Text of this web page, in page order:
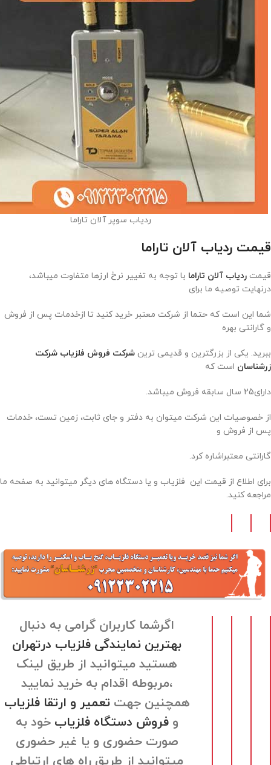
ردیاب سوپر آلان تاراما
قیمت ردیاب آلان تاراما
قیمت ردیاب آلان تاراما با توجه به تغییر نرخ ارزها متفاوت میباشد،
درنهایت توصیه ما برای
شما این است که حتما از شرکت معتبر خرید کنید تا ازخدمات پس از فروش
و گارانتی بهره
ببرید. یکی از بزرگترین و قدیمی ترین شرکت فروش فلزیاب شرکت
زرشناسان است که
دارای25 سال سابقه فروش میباشد.
از خصوصیات این شرکت میتوان به دفتر و جای ثابت، زمین تست، خدمات
پس از فروش و
گارانتی معتبراشاره کرد.
برای اطلاع از قیمت این فلزیاب و یا دستگاه های دیگر میتوانید به صفحه ما
مراجعه کنید.
اگرشما کاربران گرامی به دنبال
بهترین نمایندگی فلزیاب درتهران
هستید میتوانید از طریق لینک
مربوطه اقدام به خرید نمایید،
همچنین جهتتعمیر و ارتقا فلزیاب
وفروش دستگاه فلزیاب خود به
صورت حضوری و یا غیر حضوری
میتوانید از طریق راه های ارتباطی